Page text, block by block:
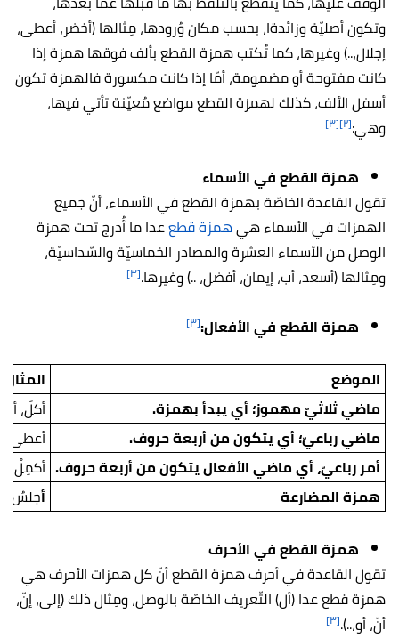
وتكون أصليّة وزائدةا، بحسب مكان وُرودها، مِثالها (أخضر، أعطى،
إجلال،..) وغيرها، كما تُكتب همزة القطع بألف فوقها همزة إذا
كانت مفتوحة أو مضمومة، أمّا إذا كانت مكسورة فالهمزة تكون
أسفل الألف، كذلك لهمزة القطع مواضع مُعيّنة تأتي فيها،
وهي:[٢] [٣]
همزة القطع في الأسماء
تقول القاعدة الخاصّة بهمزة القطع في الأسماء، أنّ جميع
الهمزات في الأسماء هيهمزة قطععدا ما أُدرج تحت همزة
الوصل من الأسماء العشرة والمصادر الخماسيّة والسّداسيّة،
ومِثالها (أسعد، أب، إيمان، أفضل، ..) وغيرها.[٣]
همزة القطع في الأفعال:[٣]
الموضع
المثال
ماضي ثلاثيّ مهموز؛ أي يبدأ بهمزة.
أكلَ،
ماضي رباعيّ؛ أي يتكون من أربعة حروف.
أعطى،
أمر رباعيّ، أي ماضي الأفعال يتكون من أربعة حروف. أكمِلْ،
همزة المضارعة
أجلسُ،
همزة القطع في الأحرف
تقول القاعدة في أحرف همزة القطع أنّ كل همزات الأحرف هي
همزة قطع عدا (أل) التّعريف الخاصّة بالوصل، ومِثال ذلك (إلى، إنّ،
أنّ، أو،..).[٣]